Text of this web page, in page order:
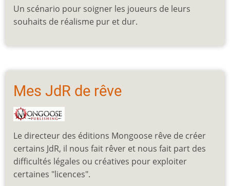
Un scénario pour soigner les joueurs de leurs
souhaits de réalisme pur et dur.
Mes JdR de rêve
Le directeur des éditions Mongoose rêve de créer
certains JdR, il nous fait rêver et nous fait part des
difficultés légales ou créatives pour exploiter
certaines "licences".